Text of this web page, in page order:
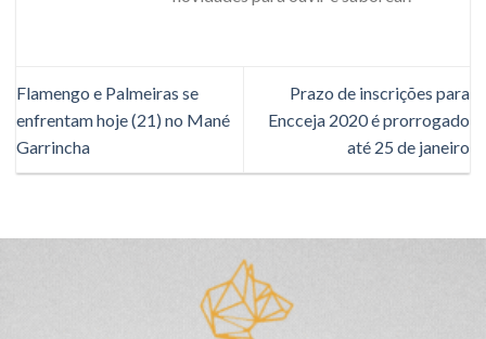
Flamengo e Palmeiras se
enfrentam hoje (21) no Mané
Garrincha
Prazo de inscrições para
Encceja 2020 é prorrogado
até 25 de janeiro